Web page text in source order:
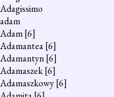
Adagissimo
adam
Adam[6]
Adamantea[6]
Adamantyn[6]
Adamaszek[6]
Adamaszkowy[6]